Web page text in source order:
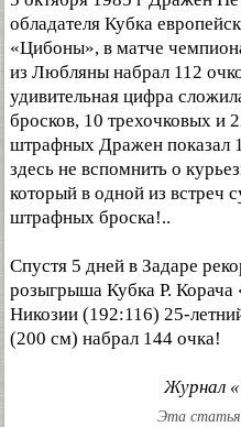
обладателя Кубка
«Цибоны», в матче
из Любляны набрал 112
удивительная цифра
бросков, 10 трехочковых и
штрафных Дражен показал
здесь не вспомнить о
который в одной из встреч
штрафных броска!..
Спустя 5 дней в Задаре
розыгрыша Кубка Р. Корача
Никозии (192:116) 25-
(200 см) набрал 144 очка!
Журнал
Эта